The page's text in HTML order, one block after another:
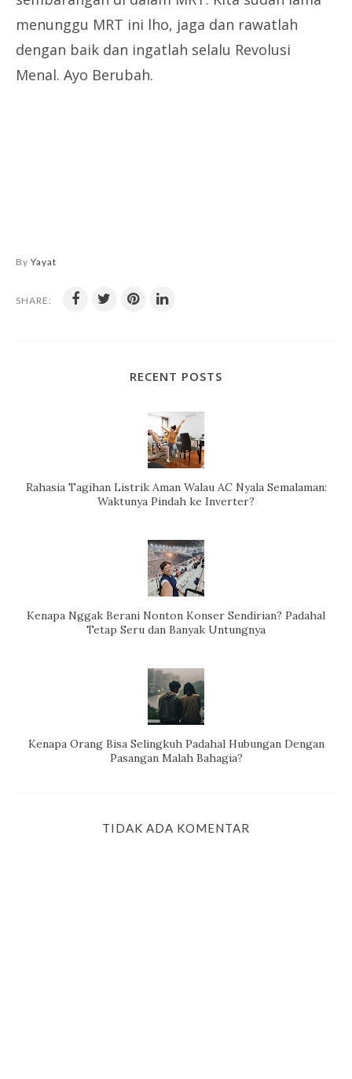
menunggu MRT ini lho, jaga dan rawatlah
dengan baik dan ingatlah selalu Revolusi
Menal. Ayo Berubah.
By Yayat
SHARE:
RECENT POSTS
Rahasia Tagihan Listrik Aman Walau AC Nyala Semalaman:
Waktunya Pindah ke Inverter?
Kenapa Nggak Berani Nonton Konser Sendirian? Padahal
Tetap Seru dan Banyak Untungnya
Kenapa Orang Bisa Selingkuh Padahal Hubungan Dengan
Pasangan Malah Bahagia?
TIDAK ADA KOMENTAR